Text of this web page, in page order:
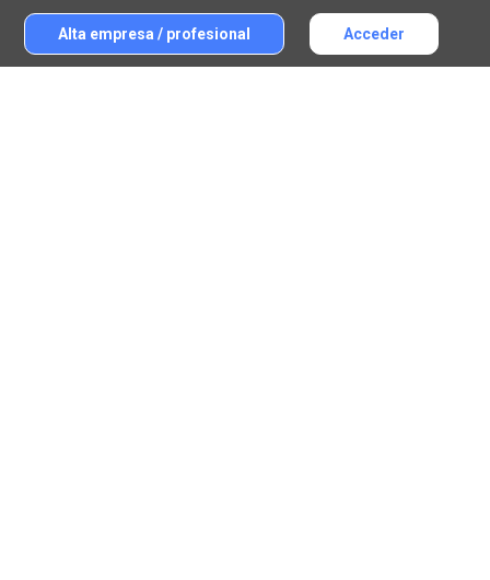
Alta empresa / profesional Acceder